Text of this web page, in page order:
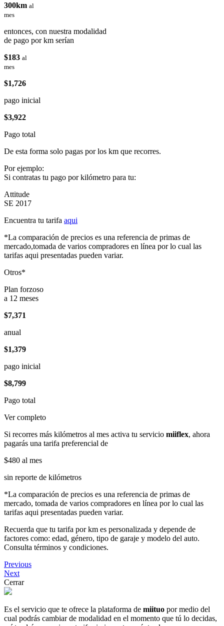
300km al
mes
entonces, con nuestra modalidad
de pago por km serían
$183 al
mes
$1,726
pago inicial
$3,922
Pago total
De esta forma solo pagas por los km que recorres.
Por ejemplo:
Si contratas tu pago por kilómetro para tu:
Attitude
SE 2017
Encuentra tu tarifa aqui
*La comparación de precios es una referencia de primas de
mercado,tomada de varios compradores en línea por lo cual las
tarifas aqui presentadas pueden variar.
Otros*
Plan forzoso
a 12 meses
$7,371
anual
$1,379
pago inicial
$8,799
Pago total
Ver completo
Si recorres más kilómetros al mes activa tu servicio miiflex, ahora
pagarás una tarifa preferencial de
$480 al mes
sin reporte de kilómetros
*La comparación de precios es una referencia de primas de
mercado, tomada de varios compradores en línea por lo cual las
tarifas aqui presentadas pueden variar.
Recuerda que tu tarifa por km es personalizada y depende de
factores como: edad, género, tipo de garaje y modelo del auto.
Consulta términos y condiciones.
Previous
Next
Cerrar
Es el servicio que te ofrece la plataforma de miituo por medio del
cual podrás cambiar de modalidad en el momento que tú lo decidas,